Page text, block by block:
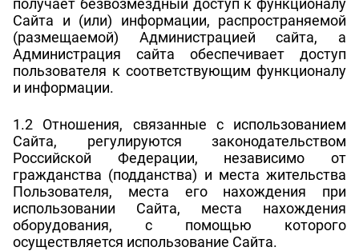
получает безвозмездный доступ к функционалу
Сайта и (или) информации, распространяемой
(размещаемой) Администрацией сайта, а
Администрация сайта обеспечивает доступ
пользователя к соответствующим функционалу
и информации.
1.2 Отношения, связанные с использованием
Сайта, регулируются законодательством
Российской Федерации, независимо от
гражданства (подданства) и места жительства
Пользователя, места его нахождения при
использовании Сайта, места нахождения
оборудования, с помощью которого
осуществляется использование Сайта.